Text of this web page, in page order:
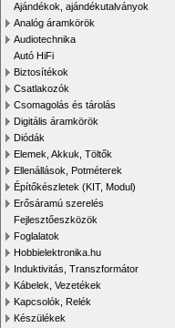
Ajándékok, ajándékutalványok
Analóg áramkörök
Audiotechnika
Autó HiFi
Biztosítékok
Csatlakozók
Csomagolás és tárolás
Digitális áramkörök
Diódák
Elemek, Akkuk, Töltők
Ellenállások, Potméterek
Építőkészletek (KIT, Modul)
Erősáramú szerelés
Fejlesztőeszközök
Foglalatok
Hobbielektronika.hu
Induktivitás, Transzformátor
Kábelek, Vezetékek
Kapcsolók, Relék
Készülékek